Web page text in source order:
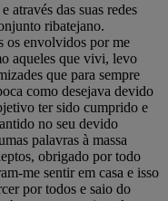
através das suas redes
ribatejano.
os envolvidos por me
aqueles que vivi, levo
que para sempre
como desejava devido
ter sido cumprido e
no seu devido
palavras à massa
obrigado por todo
me sentir em casa e isso
por todos e saio do